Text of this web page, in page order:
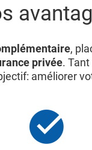
,
privée.
améliorer